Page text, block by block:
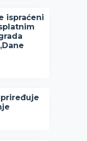
ispraćeni
priređuje